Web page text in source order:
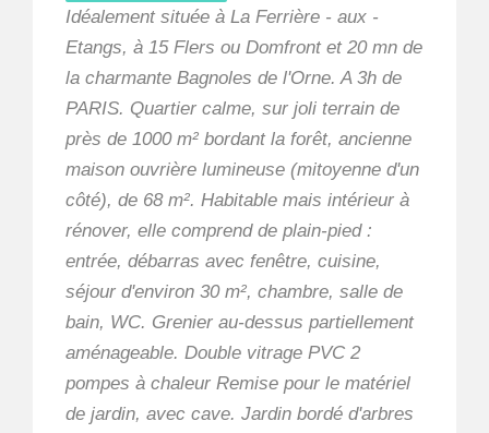
Idéalement située à La Ferrière - aux -
Etangs, à 15 Flers ou Domfront et 20 mn de
la charmante Bagnoles de l'Orne. A 3h de
PARIS. Quartier calme, sur joli terrain de
près de 1000 m² bordant la forêt, ancienne
maison ouvrière lumineuse (mitoyenne d'un
côté), de 68 m². Habitable mais intérieur à
rénover, elle comprend de plain-pied :
entrée, débarras avec fenêtre, cuisine,
séjour d'environ 30 m², chambre, salle de
bain, WC. Grenier au-dessus partiellement
aménageable. Double vitrage PVC 2
pompes à chaleur Remise pour le matériel
de jardin, avec cave. Jardin bordé d'arbres